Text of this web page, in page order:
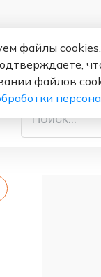
файлы
файлов